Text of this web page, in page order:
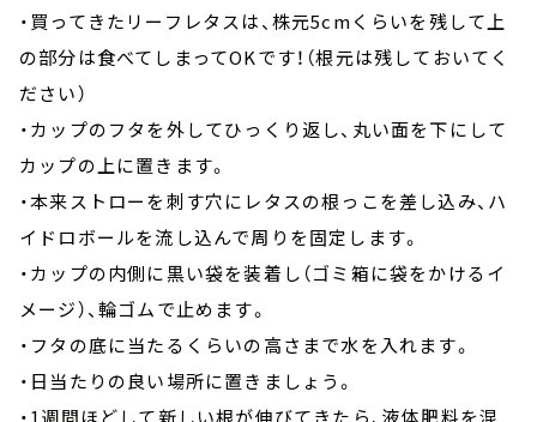
・買ってきたリーフレタスは、株元5cmくらいを残して上
の部分は食べてしまってOKです！（根元は残しておいてく
ださい）
・カップのフタを外してひっくり返し、丸い面を下にして
カップの上に置きます。
・本来ストローを刺す穴にレタスの根っこを差し込み、ハ
イドロボールを流し込んで周りを固定します。
・カップの内側に黒い袋を装着し（ゴミ箱に袋をかけるイ
メージ）、輪ゴムで止めます。
・フタの底に当たるくらいの高さまで水を入れます。
・日当たりの良い場所に置きましょう。
・1週間ほどして新しい根が伸びてきたら、液体肥料を混